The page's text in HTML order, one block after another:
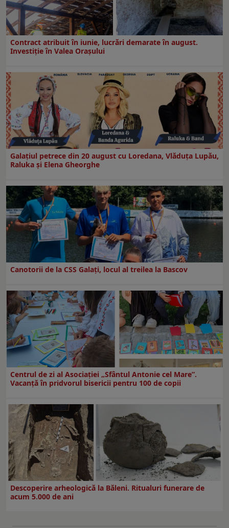
Contract atribuit în iunie, lucrări demarate în august.
Investiţie în Valea Oraşului
Galaţiul petrece din 20 august cu Loredana, Vlăduța Lupău,
Raluka și Elena Gheorghe
Canotorii de la CSS Galați, locul al treilea la Bascov
Centrul de zi al Asociației „Sfântul Antonie cel Mare”.
Vacanță în pridvorul bisericii pentru 100 de copii
Descoperire arheologică la Băleni. Ritualuri funerare de
acum 5.000 de ani